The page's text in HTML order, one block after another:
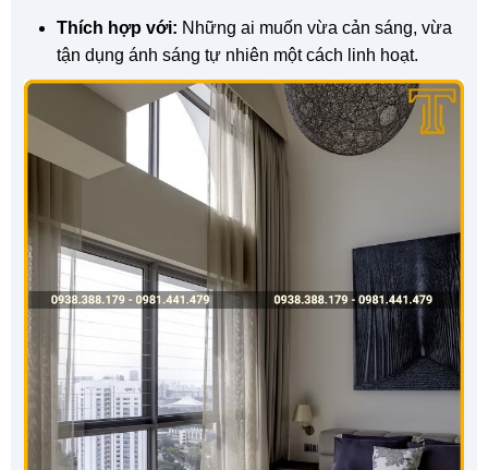
Thích hợp với: Những ai muốn vừa cản sáng, vừa
tận dụng ánh sáng tự nhiên một cách linh hoạt.